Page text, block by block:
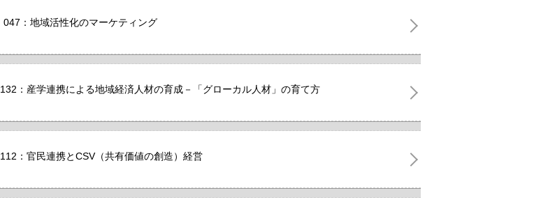
047：地域活性化のマーケティング
132：産学連携による地域経済人材の育成－「グローカル人材」の育て方
112：官民連携とCSV（共有価値の創造）経営